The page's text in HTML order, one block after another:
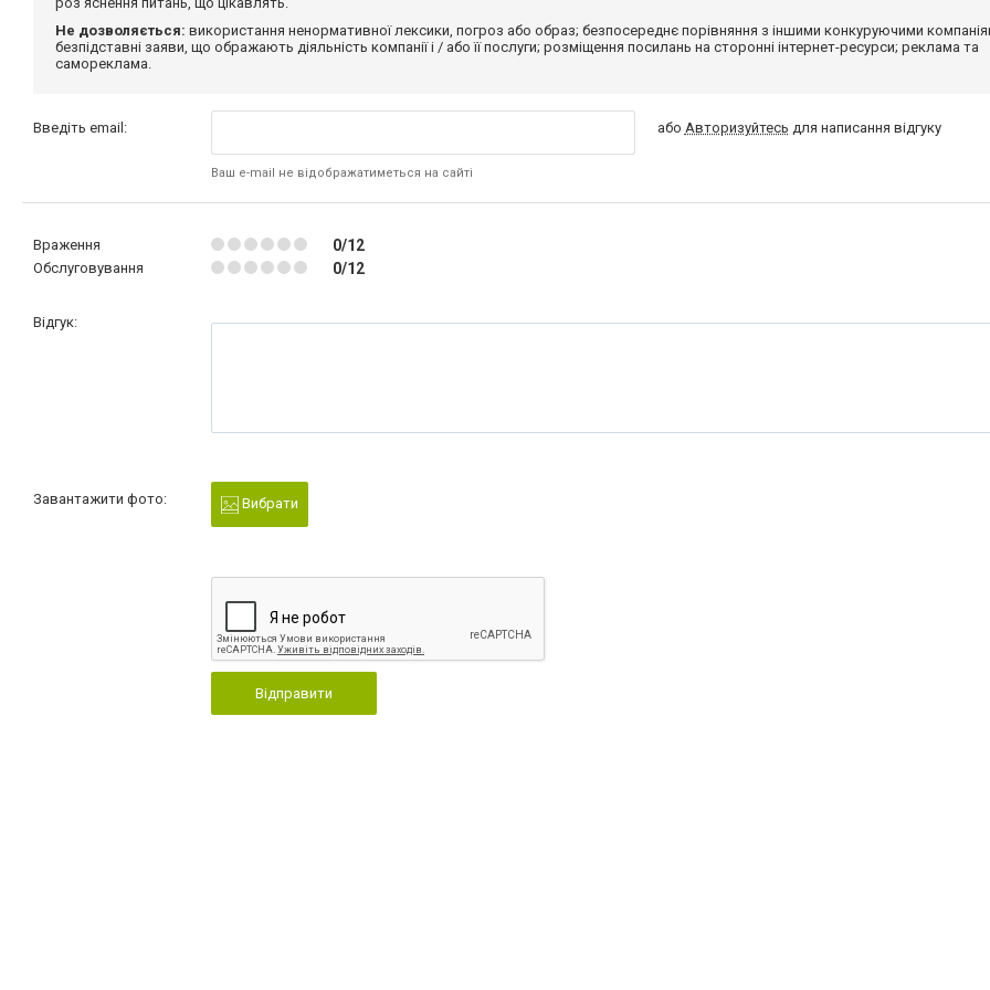
Не дозволяється: використання ненормативної лексики, погроз або образ; безпосереднє порівняння з іншими конкуруючими
безпідставні заяви, що ображають діяльність компанії і / або її послуги; розміщення посилань на сторонні інтернет-ресурси; реклама та
самореклама.
Введіть email:
Ваш e-mail не відображатиметься на сайті
або Авторизуйтесь для написання відгуку
Враження 0/12
Обслуговування 0/12
Відгук:
Завантажити фото: Вибрати
Відправити